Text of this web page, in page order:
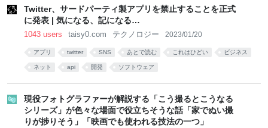
Twitter、サードパーティ製アプリを禁止することを正式
に発表 | 気になる、記になる…
1043 users taisy0.com テクノロジー 2023/01/20
アプリ twitter SNS あとで読む これはひどい ビジネス
ネット api 開発 ソフトウェア
現役フォトグラファーが解説する「こう撮るとこうなる
シリーズ」が色々な場面で役立ちそうな話「家でぬい撮
りが捗りそう」「映画でも使われる技法の一つ」